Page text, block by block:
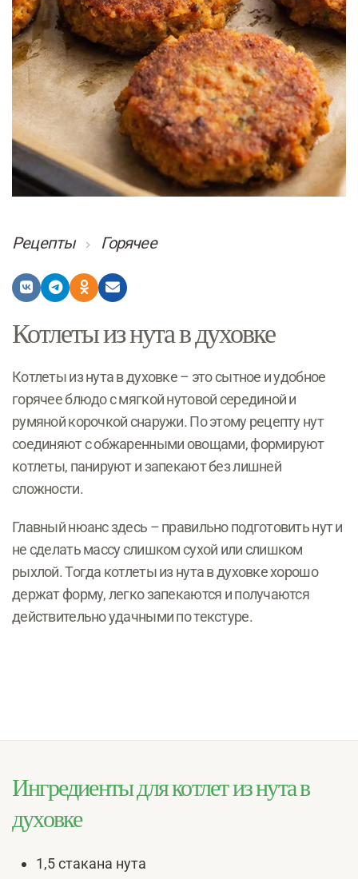
Рецепты Горячее
Котлеты из нута в духовке
Котлеты из нута в духовке – это сытное и удобное
горячее блюдо с мягкой нутовой серединой и
румяной корочкой снаружи. По этому рецепту нут
соединяют с обжаренными овощами, формируют
котлеты, панируют и запекают без лишней
сложности.
Главный нюанс здесь – правильно подготовить нут и
не сделать массу слишком сухой или слишком
рыхлой. Тогда котлеты из нута в духовке хорошо
держат форму, легко запекаются и получаются
действительно удачными по текстуре.
Ингредиенты для котлет из нута в
духовке
1,5 стакана нута